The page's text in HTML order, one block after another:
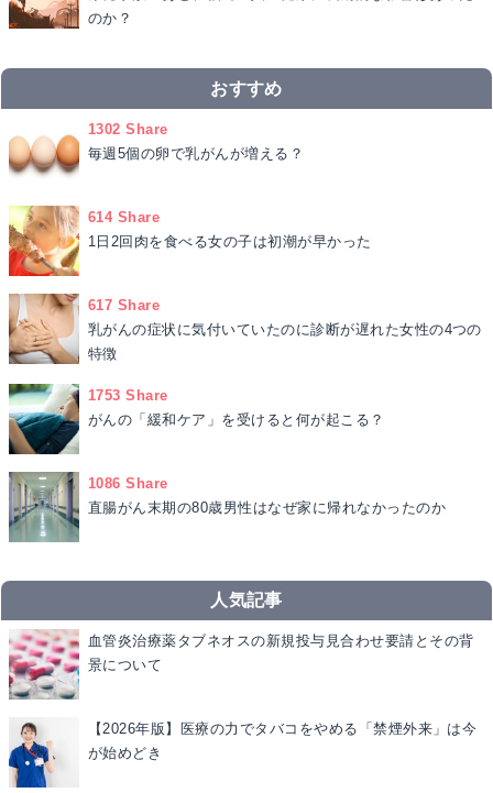
のか？
おすすめ
1302 Share
毎週5個の卵で乳がんが増える？
614 Share
1日2回肉を食べる女の子は初潮が早かった
617 Share
乳がんの症状に気付いていたのに診断が遅れた女性の4つの
特徴
1753 Share
がんの「緩和ケア」を受けると何が起こる？
1086 Share
直腸がん末期の80歳男性はなぜ家に帰れなかったのか
人気記事
血管炎治療薬タブネオスの新規投与見合わせ要請とその背
景について
【2026年版】医療の力でタバコをやめる「禁煙外来」は今
が始めどき